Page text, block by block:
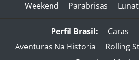
Weekend
Parabrisas
Perfil Brasil: Caras
Aventuras Na Historia
Rolling